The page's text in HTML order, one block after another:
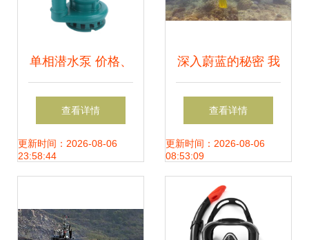
单相潜水泵 价格、
性能与品牌全面解
析
查看详情
更新时间：2026-08-06
23:58:44
深入蔚蓝的秘密 我
在毛里求斯深潜全
记录
查看详情
更新时间：2026-08-06
08:53:09